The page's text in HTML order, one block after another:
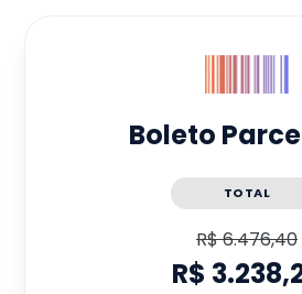
Boleto
TOTAL
R$ 6.476,40
R$